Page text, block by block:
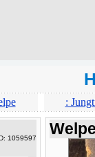
:
1059597